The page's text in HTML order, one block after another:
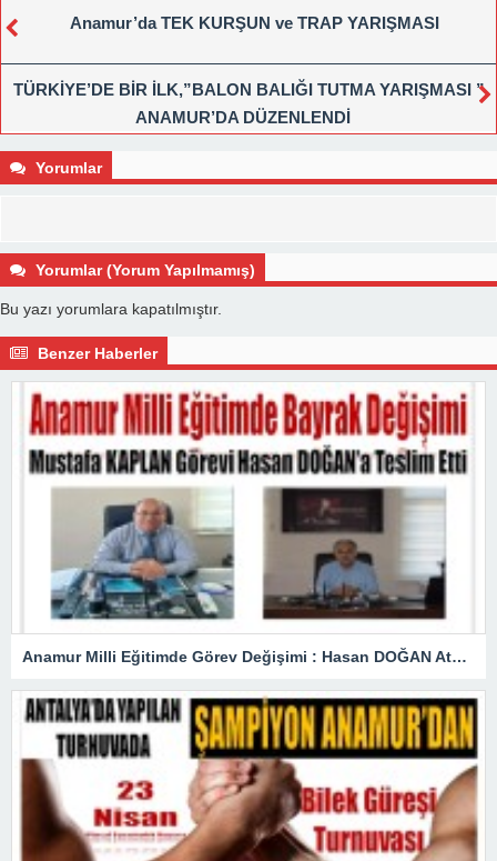
Anamur’da TEK KURŞUN ve TRAP YARIŞMASI
TÜRKİYE’DE BİR İLK,”BALON BALIĞI TUTMA YARIŞMASI ”
ANAMUR’DA DÜZENLENDİ
Yorumlar
Yorumlar (Yorum Yapılmamış)
Bu yazı yorumlara kapatılmıştır.
Benzer Haberler
Anamur Milli Eğitimde Görev Değişimi : Hasan DOĞAN Atandı